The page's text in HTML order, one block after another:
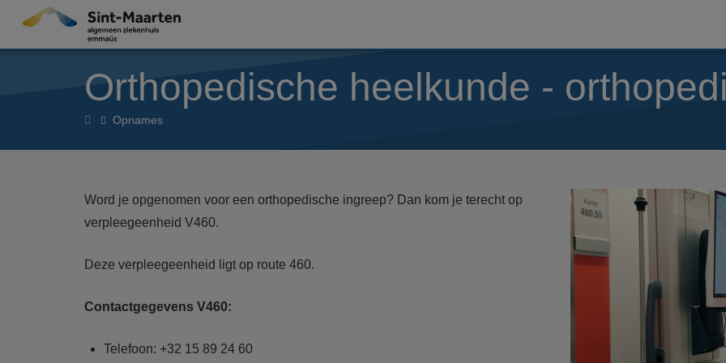
Overslaan en naar de inhoud gaan
Orthopedische heelkunde -
Orthopedische
Opnames
Word je opgenomen voor een orthopedische ingreep? Dan kom je terecht op
verpleegeenheid V460.
Deze verpleegeenheid ligt op route 460.
Contactgegevens V460:
Telefoon: +32 15 89 24 60